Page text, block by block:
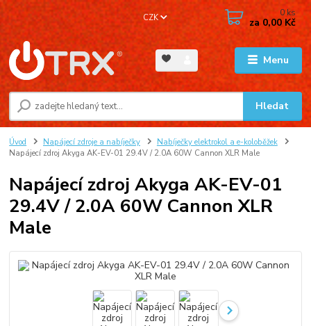
Menu
CZK
Hledat
0 ks
za0,00 Kč
Úvod Napájecí zdroje a nabíječky
Nabíječky elektrokol a e-koloběžek
Napájecí zdroj Akyga AK-EV-01 29.4V / 2.0A 60W Cannon XLR Male
Napájecí zdroj Akyga AK-EV-01
29.4V / 2.0A 60W Cannon XLR
Male